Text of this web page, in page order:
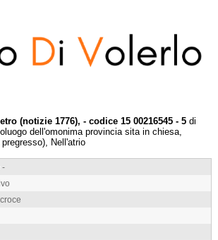
(notizie 1776), - codice 15 00216545 - 5 di
dell'omonima provincia sita in chiesa,
Nell'atrio
-